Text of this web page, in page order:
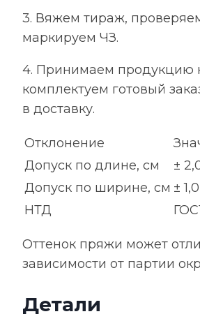
3. Вяжем тираж,
маркируем ЧЗ.
4. Принимаем продукцию
комплектуем готовый
в доставку.
Отклонение
Допуск по длине, см
±
Допуск по ширине, см ± 1,0
НТД
Оттенок пряжи может
зависимости от партии
Детали